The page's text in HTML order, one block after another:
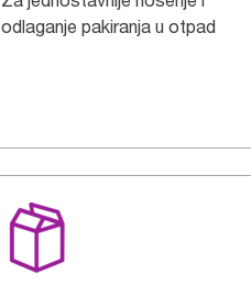
odlaganje pakiranja u otpad